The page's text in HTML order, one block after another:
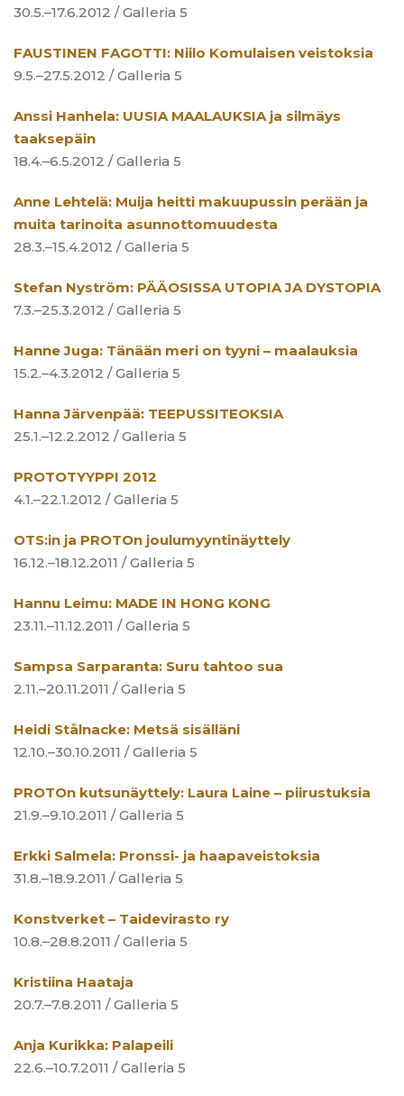
30.5.–17.6.2012 / Galleria 5
FAUSTINEN FAGOTTI: Niilo Komulaisen veistoksia
9.5.–27.5.2012 / Galleria 5
Anssi Hanhela: UUSIA MAALAUKSIA ja silmäys
taaksepäin
18.4.–6.5.2012 / Galleria 5
Anne Lehtelä: Muija heitti makuupussin perään ja
muita tarinoita asunnottomuudesta
28.3.–15.4.2012 / Galleria 5
Stefan Nyström: PÄÄOSISSA UTOPIA JA DYSTOPIA
7.3.–25.3.2012 / Galleria 5
Hanne Juga: Tänään meri on tyyni – maalauksia
15.2.–4.3.2012 / Galleria 5
Hanna Järvenpää: TEEPUSSITEOKSIA
25.1.–12.2.2012 / Galleria 5
PROTOTYYPPI 2012
4.1.–22.1.2012 / Galleria 5
OTS:in ja PROTOn joulumyyntinäyttely
16.12.–18.12.2011 / Galleria 5
Hannu Leimu: MADE IN HONG KONG
23.11.–11.12.2011 / Galleria 5
Sampsa Sarparanta: Suru tahtoo sua
2.11.–20.11.2011 / Galleria 5
Heidi Stålnacke: Metsä sisälläni
12.10.–30.10.2011 / Galleria 5
PROTOn kutsunäyttely: Laura Laine – piirustuksia
21.9.–9.10.2011 / Galleria 5
Erkki Salmela: Pronssi- ja haapaveistoksia
31.8.–18.9.2011 / Galleria 5
Konstverket – Taidevirasto ry
10.8.–28.8.2011 / Galleria 5
Kristiina Haataja
20.7.–7.8.2011 / Galleria 5
Anja Kurikka: Palapeili
22.6.–10.7.2011 / Galleria 5